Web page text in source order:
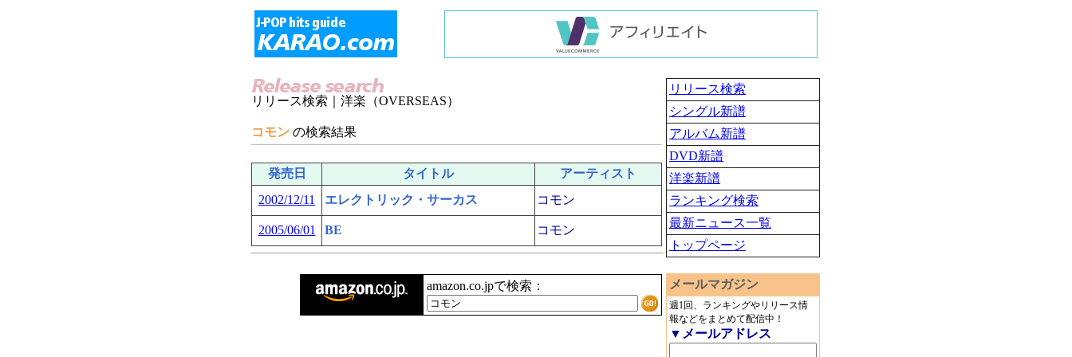
リリース検索｜洋楽（OVERSEAS）
コモン の検索結果
発売日 タイトル
アーティスト
2002/12/11
エレクトリック・サーカス コモン
2005/06/01 BE コモン
amazon.co.jpで検索：
リリース検索
シングル新譜
アルバム新譜
DVD新譜
洋楽新譜
ランキング検索
最新ニュース一覧
トップページ
メールマガジン
週1回、ランキングやリリース情
報などをまとめて配信中！
▼メールアドレス